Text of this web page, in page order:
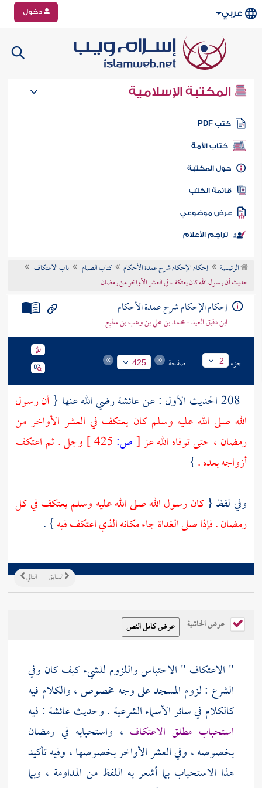
عربي دخول
المكتبة الإسلامية
كتب PDF
كتاب الأمة
المكتبة
الكتب
موضوعي
تراجم الأعلام
الرئيسية إحكام الإحكام شرح عمدة الأحكام كتاب الصيام
باب الاعتكاف
حديث أن رسول الله كان يعتكف في العشر الأواخر من رمضان
إحكام الإحكام شرح عمدة الأحكام
ابن دقيق العيد - محمد بن علي بن وهب بن مطيع
جزء 2 صفحة 425
عائشةرضي الله عنها { أن رسول
الله صلى الله عليه وسلم كان يعتكف في العشر الأواخر من
رمضان ، حتى توفاه الله عز[ص:
وجل . ثم اعتكف
أزواجه بعده .}
وفي لفظ {كان رسول الله صلى الله عليه وسلم يعتكف في كل
رمضان . فإذا صلى الغداة جاء مكانه الذي اعتكف فيه} .
التالي السابق
عرض الحاشية
" الاعتكاف " الاحتباس واللزوم للشيء كيف كان وفي
الشرع : لزوم المسجد على وجه مخصوص ، والكلام فيه
كالكلام في سائر الأسماء الشرعية . وحديثعائشة : فيه
استحباب مطلق الاعتكاف ، واستحبابه في رمضان
بخصوصه ، وفي العشر الأواخر بخصوصها ، وفيه تأكيد
هذا الاستحباب بما أشعر به اللفظ من المداومة ، وبما